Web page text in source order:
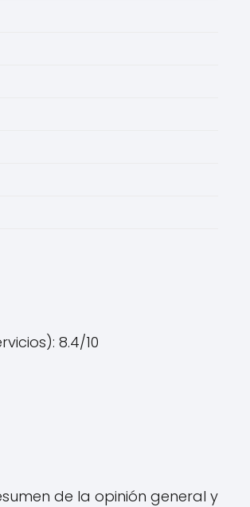
8.4/10
de la opinión general y